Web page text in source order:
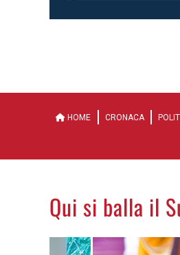
HOME CRONACA
Qui si balla il